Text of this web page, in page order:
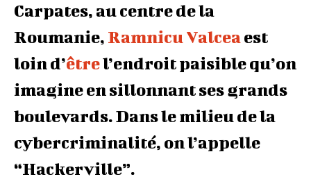
Carpates, au centre de la
Roumanie, Ramnicu Valceaest
loin d’êtrel’endroit paisible qu’on
imagine en sillonnant ses grands
boulevards. Dans le milieu de la
cybercriminalité, on l’appelle
“Hackerville”.